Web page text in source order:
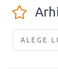
ALEGE